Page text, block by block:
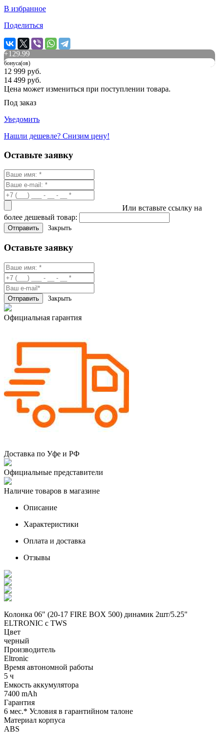
В избранное
Поделиться
+129.99
бонуса(ов)
12 999 руб.
14 499 руб.
Цена может измениться при поступлении товара.
Под заказ
Уведомить
Нашли дешевле? Снизим цену!
Оставьте заявку
Или вставьте ссылку на
более дешевый товар:
Закрыть
Оставьте заявку
Закрыть
Официальная гарантия
Доставка по Уфе и РФ
Официальные представители
Наличие товаров в магазине
Описание
Характеристики
Оплата и доставка
Отзывы
Колонка 06" (20-17 FIRE BOX 500) динамик 2шт/5.25"
ELTRONIC с TWS
Цвет
черный
Производитель
Eltronic
Время автономной работы
5 ч
Емкость аккумулятора
7400 mAh
Гарантия
6 мес.* Условия в гарантийном талоне
Материал корпуса
ABS